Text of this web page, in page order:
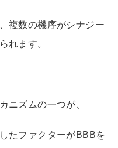
複数の機序がシナジー
れます。
ニズムの一つが、
たファクターがBBBを